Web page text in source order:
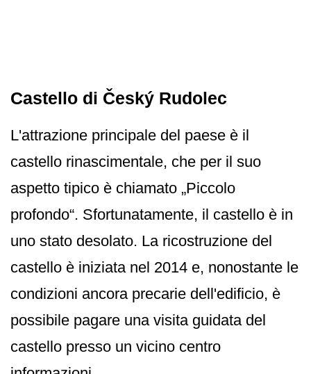
Castello di Český Rudolec
L'attrazione principale del paese è il
castello rinascimentale, che per il suo
aspetto tipico è chiamato „Piccolo
profondo“. Sfortunatamente, il castello è in
uno stato desolato. La ricostruzione del
castello è iniziata nel 2014 e, nonostante le
condizioni ancora precarie dell'edificio, è
possibile pagare una visita guidata del
castello presso un vicino centro